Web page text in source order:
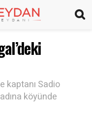
kaptanı Sadio
köyünde